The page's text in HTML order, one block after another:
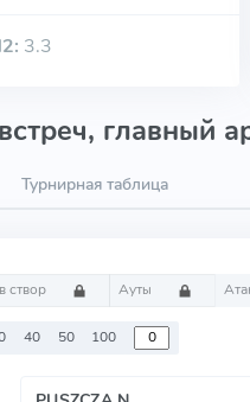
3.3
главный
Турнирная таблица
створ Ауты
40 50 100